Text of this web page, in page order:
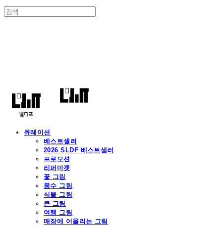
큐레이션
베스트셀러
2026 SLDF 베스트셀러
프로모션
리퍼마켓
꽃 그림
풍수 그림
식물 그림
큰 그림
여행 그림
매장에 어울리는 그림